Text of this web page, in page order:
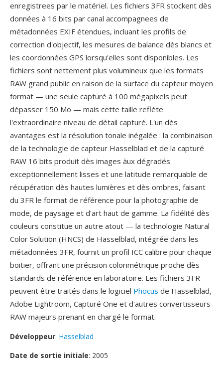
enregistrees par le matériel. Les fichiers 3FR stockent dès
données à 16 bits par canal accompagnees de
métadonnées EXIF étendues, incluant les profils de
correction d'objectif, les mesures de balance dès blancs et
les coordonnées GPS lorsqu'elles sont disponibles. Les
fichiers sont nettement plus volumineux que les formats
RAW grand public en raison de la surface du capteur moyen
format — une seule capturé à 100 mégapixels peut
dépasser 150 Mo — mais cette taille reflète
l'extraordinaire niveau de détail capturé. L'un dès
avantages est la résolution tonale inégalée : la combinaison
de la technologie de capteur Hasselblad et de la capturé
RAW 16 bits produit dès images àux dégradés
exceptionnellement lisses et une latitude remarquable de
récupération dès hautes lumières et dès ombres, faisant
du 3FR le format de référence pour la photographie de
mode, de paysage et d'art haut de gamme. La fidélité dès
couleurs constitue un autre atout — la technologie Natural
Color Solution (HNCS) de Hasselblad, intégrée dans les
métadonnées 3FR, fournit un profil ICC calibre pour chaque
boitier, offrant une précision colorimétrique proche dès
standards de référence en laboratoire. Les fichiers 3FR
peuvent être traités dans le logiciel Phocus de Hasselblad,
Adobe Lightroom, Capturé One et d'autres convertisseurs
RAW majeurs prenant en chargé le format.
Développeur: Hasselblad
Date de sortie initiale: 2005